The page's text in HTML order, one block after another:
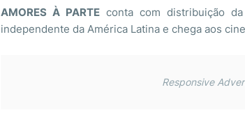
AMORES À PARTE conta com distribuição
independente da América Latina e chega aos
Responsive